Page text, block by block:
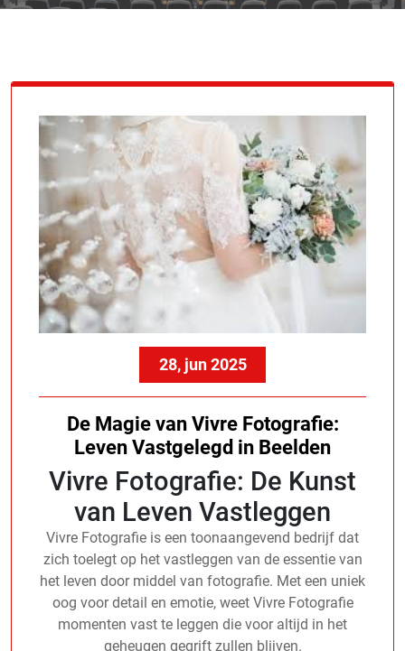
28, jun 2025
De Magie van Vivre Fotografie:
Leven Vastgelegd in Beelden
Vivre Fotografie: De Kunst
van Leven Vastleggen
Vivre Fotografie is een toonaangevend bedrijf dat
zich toelegt op het vastleggen van de essentie van
het leven door middel van fotografie. Met een uniek
oog voor detail en emotie, weet Vivre Fotografie
momenten vast te leggen die voor altijd in het
geheugen gegrift zullen blijven.